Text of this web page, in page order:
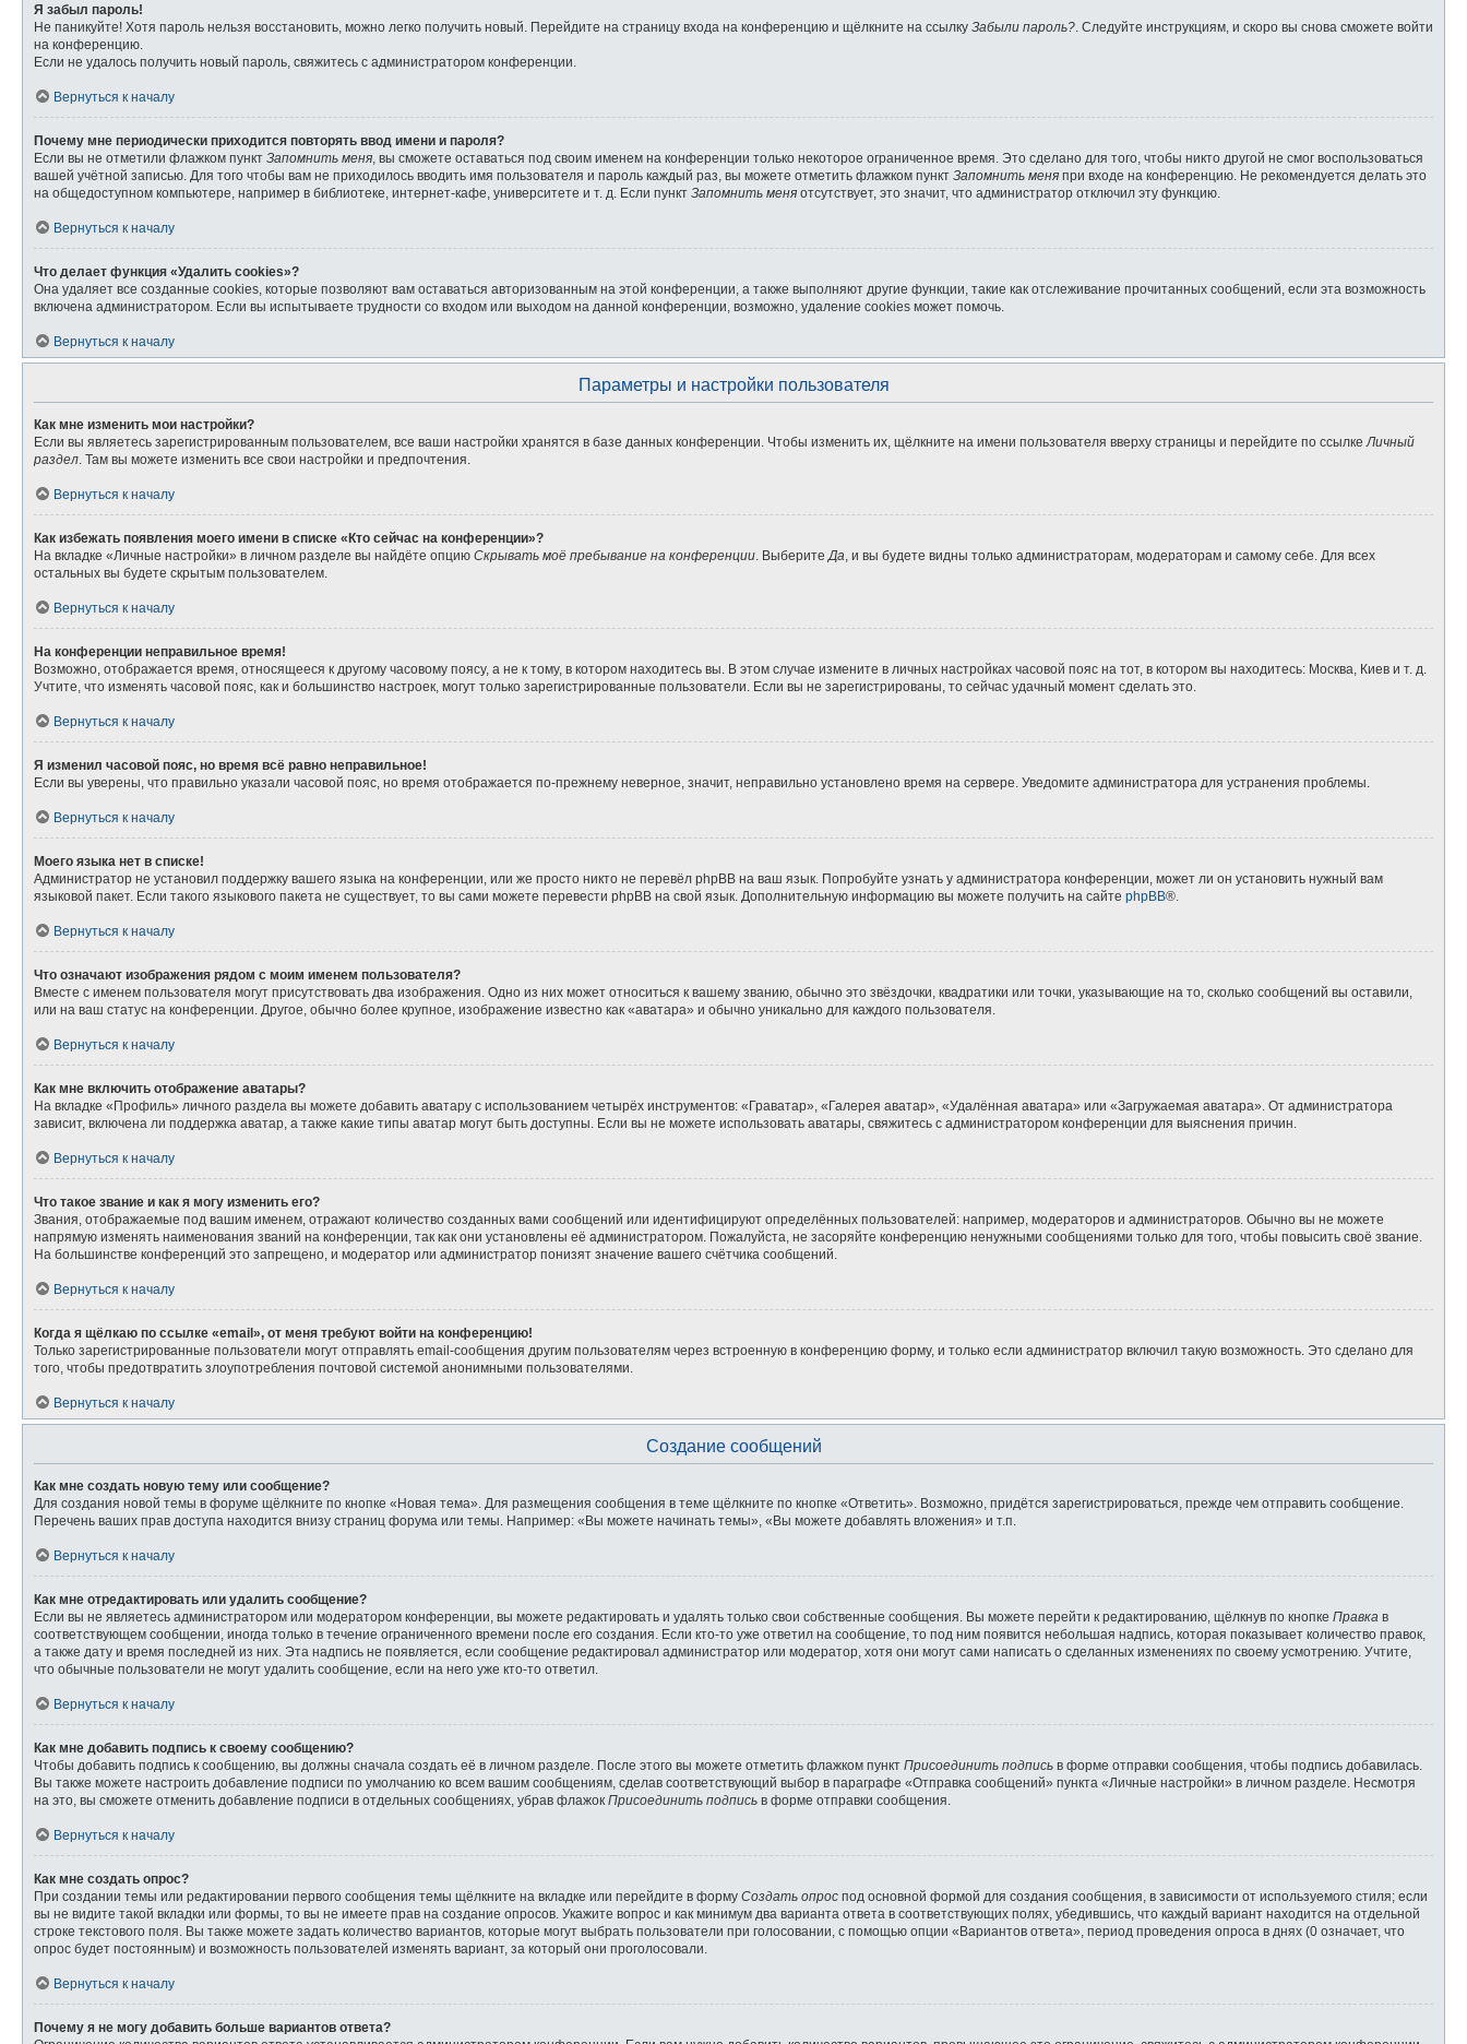
Я забыл пароль!
Не паникуйте! Хотя пароль нельзя восстановить, можно легко получить новый. Перейдите на страницу входа на конференцию и щёлкните на ссылку Забыли пароль? . Следуйте инструкциям, и скоро вы снова сможете войти
на конференцию.
Если не удалось получить новый пароль, свяжитесь с администратором конференции.
Вернуться к началу
Почему мне периодически приходится повторять ввод имени и пароля?
Если вы не отметили флажком пункт Запомнить меня , вы сможете оставаться под своим именем на конференции только некоторое ограниченное время. Это сделано для того, чтобы никто другой не смог воспользоваться
вашей учётной записью. Для того чтобы вам не приходилось вводить имя пользователя и пароль каждый раз, вы можете отметить флажком пункт Запомнить меня при входе на конференцию. Не рекомендуется делать это
на общедоступном компьютере, например в библиотеке, интернет-кафе, университете и т. д. Если пункт Запомнить меня отсутствует, это значит, что администратор отключил эту функцию.
Вернуться к началу
Что делает функция «Удалить cookies»?
Она удаляет все созданные cookies, которые позволяют вам оставаться авторизованным на этой конференции, а также выполняют другие функции, такие как отслеживание прочитанных сообщений, если эта возможность
включена администратором. Если вы испытываете трудности со входом или выходом на данной конференции, возможно, удаление cookies может помочь.
Вернуться к началу
Параметры и настройки пользователя
Как мне изменить мои настройки?
Если вы являетесь зарегистрированным пользователем, все ваши настройки хранятся в базе данных конференции. Чтобы изменить их, щёлкните на имени пользователя вверху страницы и перейдите по ссылке Личный
раздел . Там вы можете изменить все свои настройки и предпочтения.
Вернуться к началу
Как избежать появления моего имени в списке «Кто сейчас на конференции»?
На вкладке «Личные настройки» в личном разделе вы найдёте опцию Скрывать моё пребывание на конференции . Выберите Да , и вы будете видны только администраторам, модераторам и самому себе. Для всех
остальных вы будете скрытым пользователем.
Вернуться к началу
На конференции неправильное время!
Возможно, отображается время, относящееся к другому часовому поясу, а не к тому, в котором находитесь вы. В этом случае измените в личных настройках часовой пояс на тот, в котором вы находитесь: Москва, Киев и т. д.
Учтите, что изменять часовой пояс, как и большинство настроек, могут только зарегистрированные пользователи. Если вы не зарегистрированы, то сейчас удачный момент сделать это.
Вернуться к началу
Я изменил часовой пояс, но время всё равно неправильное!
Если вы уверены, что правильно указали часовой пояс, но время отображается по-прежнему неверное, значит, неправильно установлено время на сервере. Уведомите администратора для устранения проблемы.
Вернуться к началу
Моего языка нет в списке!
Администратор не установил поддержку вашего языка на конференции, или же просто никто не перевёл phpBB на ваш язык. Попробуйте узнать у администратора конференции, может ли он установить нужный вам
языковой пакет. Если такого языкового пакета не существует, то вы сами можете перевести phpBB на свой язык. Дополнительную информацию вы можете получить на сайте phpBB®.
Вернуться к началу
Что означают изображения рядом с моим именем пользователя?
Вместе с именем пользователя могут присутствовать два изображения. Одно из них может относиться к вашему званию, обычно это звёздочки, квадратики или точки, указывающие на то, сколько сообщений вы оставили,
или на ваш статус на конференции. Другое, обычно более крупное, изображение известно как «аватара» и обычно уникально для каждого пользователя.
Вернуться к началу
Как мне включить отображение аватары?
На вкладке «Профиль» личного раздела вы можете добавить аватару с использованием четырёх инструментов: «Граватар», «Галерея аватар», «Удалённая аватара» или «Загружаемая аватара». От администратора
зависит, включена ли поддержка аватар, а также какие типы аватар могут быть доступны. Если вы не можете использовать аватары, свяжитесь с администратором конференции для выяснения причин.
Вернуться к началу
Что такое звание и как я могу изменить его?
Звания, отображаемые под вашим именем, отражают количество созданных вами сообщений или идентифицируют определённых пользователей: например, модераторов и администраторов. Обычно вы не можете
напрямую изменять наименования званий на конференции, так как они установлены её администратором. Пожалуйста, не засоряйте конференцию ненужными сообщениями только для того, чтобы повысить своё звание.
На большинстве конференций это запрещено, и модератор или администратор понизят значение вашего счётчика сообщений.
Вернуться к началу
Когда я щёлкаю по ссылке «email», от меня требуют войти на конференцию!
Только зарегистрированные пользователи могут отправлять email-сообщения другим пользователям через встроенную в конференцию форму, и только если администратор включил такую возможность. Это сделано для
того, чтобы предотвратить злоупотребления почтовой системой анонимными пользователями.
Вернуться к началу
Создание сообщений
Как мне создать новую тему или сообщение?
Для создания новой темы в форуме щёлкните по кнопке «Новая тема». Для размещения сообщения в теме щёлкните по кнопке «Ответить». Возможно, придётся зарегистрироваться, прежде чем отправить сообщение.
Перечень ваших прав доступа находится внизу страниц форума или темы. Например: «Вы можете начинать темы», «Вы можете добавлять вложения» и т.п.
Вернуться к началу
Как мне отредактировать или удалить сообщение?
Если вы не являетесь администратором или модератором конференции, вы можете редактировать и удалять только свои собственные сообщения. Вы можете перейти к редактированию, щёлкнув по кнопке Правка в
соответствующем сообщении, иногда только в течение ограниченного времени после его создания. Если кто-то уже ответил на сообщение, то под ним появится небольшая надпись, которая показывает количество правок,
а также дату и время последней из них. Эта надпись не появляется, если сообщение редактировал администратор или модератор, хотя они могут сами написать о сделанных изменениях по своему усмотрению. Учтите,
что обычные пользователи не могут удалить сообщение, если на него уже кто-то ответил.
Вернуться к началу
Как мне добавить подпись к своему сообщению?
Чтобы добавить подпись к сообщению, вы должны сначала создать её в личном разделе. После этого вы можете отметить флажком пункт Присоединить подпись в форме отправки сообщения, чтобы подпись добавилась.
Вы также можете настроить добавление подписи по умолчанию ко всем вашим сообщениям, сделав соответствующий выбор в параграфе «Отправка сообщений» пункта «Личные настройки» в личном разделе. Несмотря
на это, вы сможете отменить добавление подписи в отдельных сообщениях, убрав флажок Присоединить подпись в форме отправки сообщения.
Вернуться к началу
Как мне создать опрос?
При создании темы или редактировании первого сообщения темы щёлкните на вкладке или перейдите в форму Создать опрос под основной формой для создания сообщения, в зависимости от используемого стиля; если
вы не видите такой вкладки или формы, то вы не имеете прав на создание опросов. Укажите вопрос и как минимум два варианта ответа в соответствующих полях, убедившись, что каждый вариант находится на отдельной
строке текстового поля. Вы также можете задать количество вариантов, которые могут выбрать пользователи при голосовании, с помощью опции «Вариантов ответа», период проведения опроса в днях (0 означает, что
опрос будет постоянным) и возможность пользователей изменять вариант, за который они проголосовали.
Вернуться к началу
Почему я не могу добавить больше вариантов ответа?